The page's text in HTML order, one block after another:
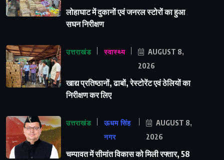
लोहाघाट में दुकानों एवं जनरल स्टोरों का हुआ
सघन निरीक्षण
उत्तराखंड स्वास्थ्य
AUGUST 8,
2026
खाद्य प्रतिष्ठानों, ढाबों, रेस्टोरेंट एवं ठेलियों का
निरीक्षण कर लिए
उत्तराखंड
ऊधम सिंह
नगर
AUGUST 8,
2026
चम्पावत में सीमांत विकास को मिली रफ्तार, 58